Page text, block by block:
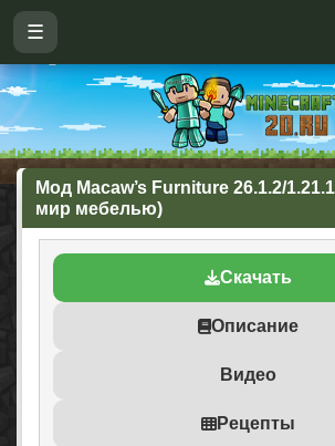
☰
Мод Macaw’s Furniture 26.1.2/
мир мебелью)
Скачать
Описание
Видео
Рецепты